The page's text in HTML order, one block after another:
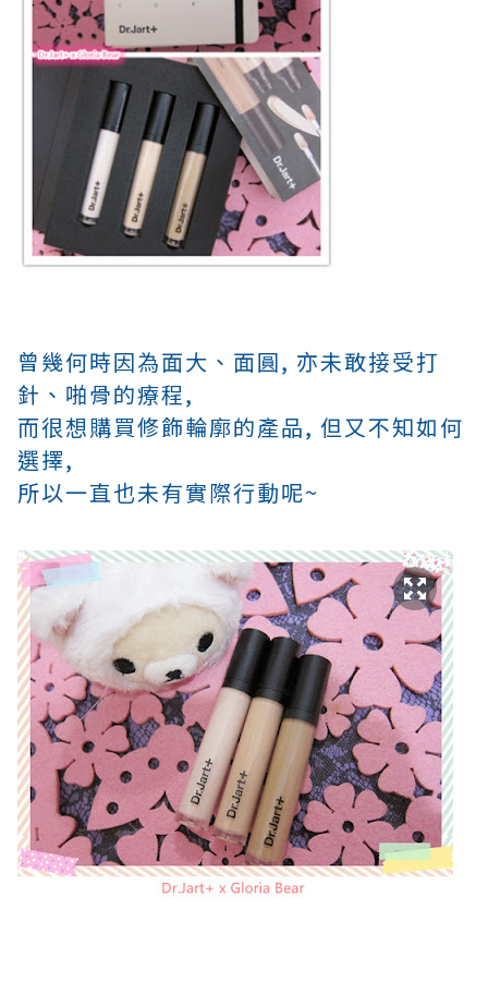
曾幾何時因為面大、面圓, 亦未敢接受打
針、 啪骨的療程,
而很想購買修飾輪廓的產品, 但又不知如何
選擇,
所以一直也未有實際行動呢~